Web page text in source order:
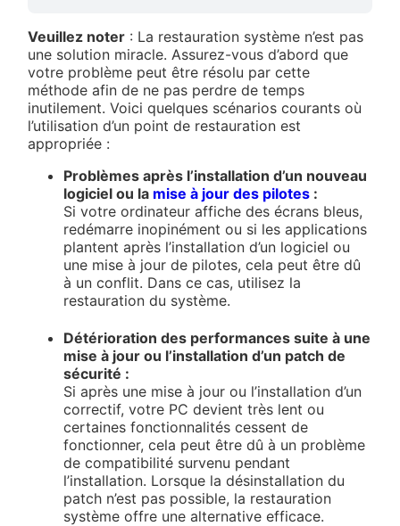
Veuillez noter : La restauration système n’est pas
une solution miracle. Assurez-vous d’abord que
votre problème peut être résolu par cette
méthode afin de ne pas perdre de temps
inutilement. Voici quelques scénarios courants où
l’utilisation d’un point de restauration est
appropriée :
Problèmes après l’installation d’un nouveau
logiciel ou la mise à jour des pilotes :
Si votre ordinateur affiche des écrans bleus,
redémarre inopinément ou si les applications
plantent après l’installation d’un logiciel ou
une mise à jour de pilotes, cela peut être dû
à un conflit. Dans ce cas, utilisez la
restauration du système.
Détérioration des performances suite à une
mise à jour ou l’installation d’un patch de
sécurité :
Si après une mise à jour ou l’installation d’un
correctif, votre PC devient très lent ou
certaines fonctionnalités cessent de
fonctionner, cela peut être dû à un problème
de compatibilité survenu pendant
l’installation. Lorsque la désinstallation du
patch n’est pas possible, la restauration
système offre une alternative efficace.